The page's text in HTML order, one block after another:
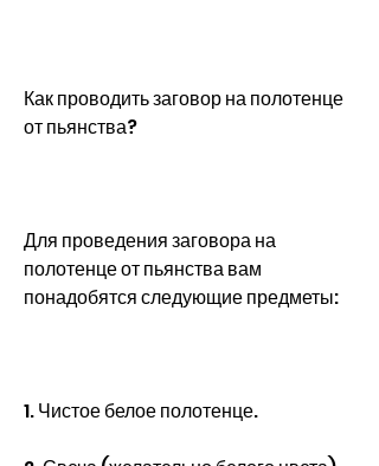
Как проводить заговор на полотенце
от пьянства?
Для проведения заговора на
полотенце от пьянства вам
понадобятся следующие предметы:
1. Чистое белое полотенце.